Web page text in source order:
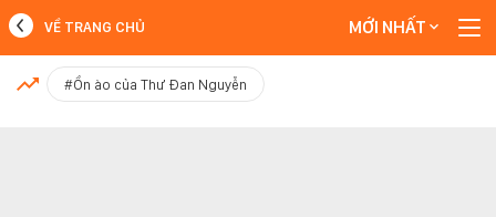
MỚI NHẤT
VỀ TRANG CHỦ MỚI NHẤT
#Ồn ào của Thư Đan Nguyễn